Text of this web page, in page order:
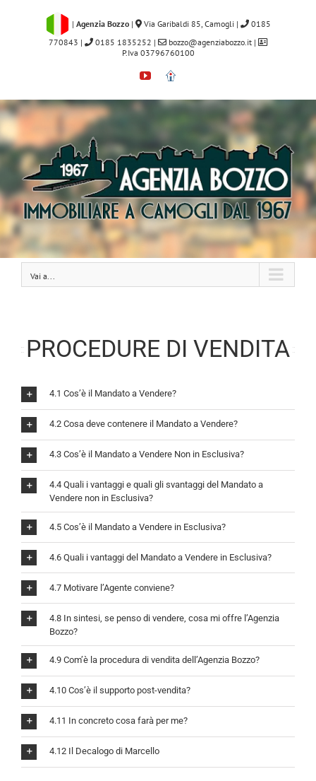
| Agenzia Bozzo | Via Garibaldi 85, Camogli |
0185
770843 | 0185 1835252 | bozzo@agenziabozzo.it|
P.Iva 03796760100
YouTube
Immobiliare.it
Vai a...
PROCEDURE DI VENDITA
4.1 Cos’è il Mandato a Vendere?
4.2 Cosa deve contenere il Mandato a Vendere?
4.3 Cos’è il Mandato a Vendere Non in Esclusiva?
4.4 Quali i vantaggi e quali gli svantaggi del Mandato a
Vendere non in Esclusiva?
4.5 Cos’è il Mandato a Vendere in Esclusiva?
4.6 Quali i vantaggi del Mandato a Vendere in Esclusiva?
4.7 Motivare l’Agente conviene?
4.8 In sintesi, se penso di vendere, cosa mi offre l’Agenzia
Bozzo?
4.9 Com’è la procedura di vendita dell’Agenzia Bozzo?
4.10 Cos’è il supporto post-vendita?
4.11 In concreto cosa farà per me?
4.12 Il Decalogo di Marcello